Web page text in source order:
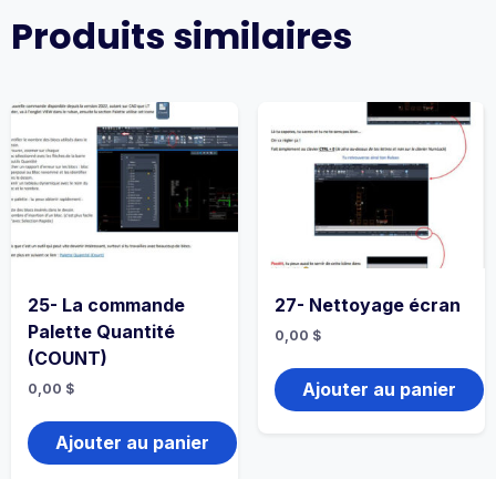
Produits similaires
25- La commande
Palette Quantité
(COUNT)
0,00 $
Ajouter au panier
27- Nettoyage écran
0,00 $
Ajouter au panier